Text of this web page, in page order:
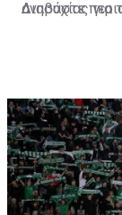
ανησυχίας για
Διαβάστε